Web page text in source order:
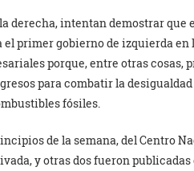
derecha, intentan demostrar
primer gobierno de izquierda en
porque, entre otras cosas,
para combatir la
fósiles.
de la semana, del Centro
y otras dos fueron